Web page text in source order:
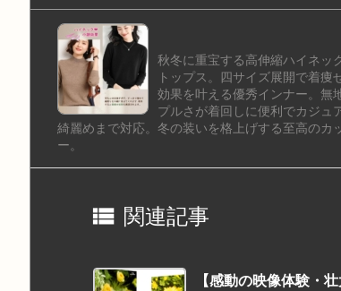
秋冬に重宝する高伸縮ハイネッ
トップス。四サイズ展開で着痩
効果を叶える優秀インナー。無
プルさが着回しに便利でカジュ
綺麗めまで対応。冬の装いを格上げする至高のカ
ー。
 関連記事
【感動の映像体験・